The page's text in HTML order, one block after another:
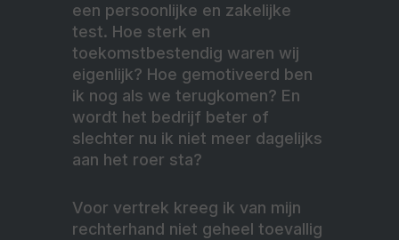
een persoonlijke en zakelijke
test. Hoe sterk en
toekomstbestendig waren wij
eigenlijk? Hoe gemotiveerd ben
ik nog als we terugkomen? En
wordt het bedrijf beter of
slechter nu ik niet meer dagelijks
aan het roer sta?
Voor vertrek kreeg ik van mijn
rechterhand niet geheel toevallig